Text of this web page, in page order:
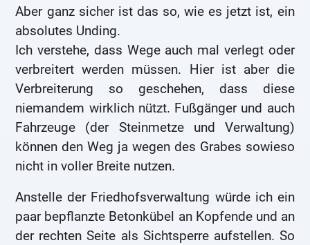
Aber ganz sicher ist das so, wie es jetzt ist, ein
absolutes Unding.
Ich verstehe, dass Wege auch mal verlegt oder
verbreitert werden müssen. Hier ist aber die
Verbreiterung so geschehen, dass diese
niemandem wirklich nützt. Fußgänger und auch
Fahrzeuge (der Steinmetze und Verwaltung)
können den Weg ja wegen des Grabes sowieso
nicht in voller Breite nutzen.
Anstelle der Friedhofsverwaltung würde ich ein
paar bepflanzte Betonkübel an Kopfende und an
der rechten Seite als Sichtsperre aufstellen. So